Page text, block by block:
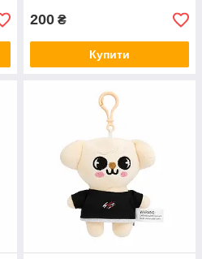
200 ₴
Купити